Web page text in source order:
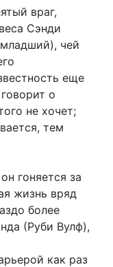
враг,
Сэнди
чей
еще
о
не хочет;
тем
гоняется за
жизнь вряд
более
(Руби Вулф),
как раз